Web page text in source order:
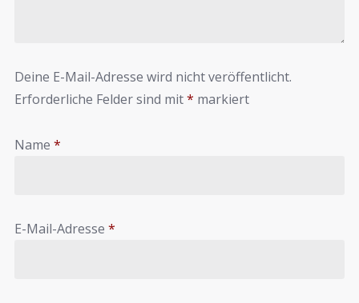
Deine E-Mail-Adresse wird nicht veröffentlicht.
Erforderliche Felder sind mit* markiert
Name *
E-Mail-Adresse *